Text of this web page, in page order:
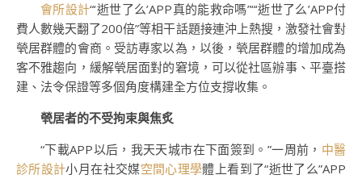
會所設計“‘逝世了么’APP真的能救命嗎”“‘逝世了么’APP付
費人數幾天翻了200倍”等相干話題接連沖上熱搜，激發社會對
煢居群體的會商。受訪專家以為，以後，煢居群體的增加成為
客不雅趨向，緩解煢居面對的窘境，可以從社區辦事、平臺搭
建、法令保證等多個角度構建全方位支撐收集。
煢居者的不受拘束與焦炙
“下載APP以后，我天天城市在下面簽到。”一周前， 中醫
診所設計小月在社交媒空間心理學體上看到了“逝世了么”APP